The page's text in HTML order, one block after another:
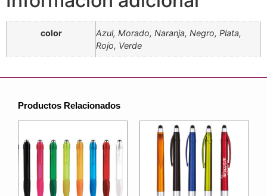
color
Azul, Morado, Naranja, Negro, Plata,
Rojo, Verde
Productos Relacionados